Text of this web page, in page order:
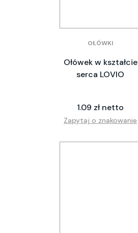
OŁÓWKI
Ołówek w kształcie
serca LOVIO
1.09 zł netto
Zapytaj o znakowanie